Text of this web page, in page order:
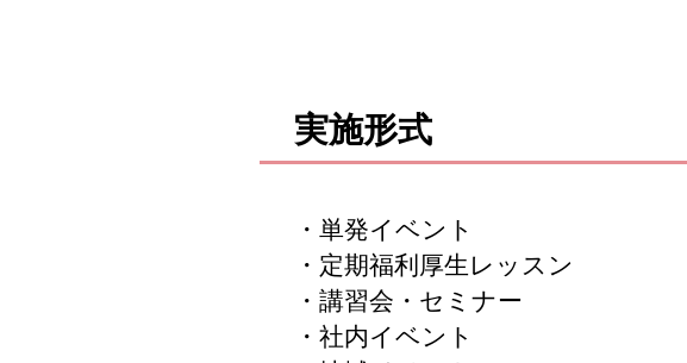
実施形式
・単発イベント
・定期福利厚生レッスン
・講習会・セミナー
・社内イベント